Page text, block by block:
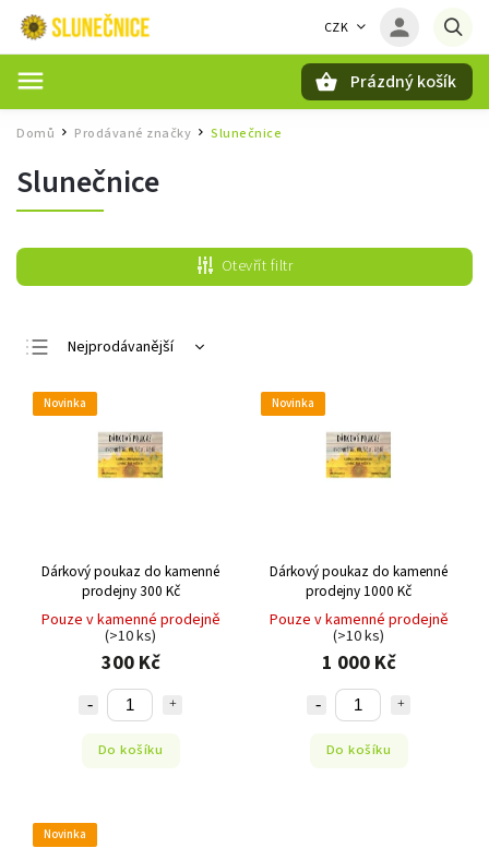
CZK
Prázdný košík
Domů / Prodávané značky / Slunečnice
Slunečnice
Otevřít filtr
Nejprodávanější
Nejdražší
Abecedně
Novinka
Dárkový poukaz do kamenné
prodejny 300 Kč
Pouze v kamenné prodejně
(>10 ks)
300 Kč
Do košíku
Novinka
Dárkový poukaz do kamenné
prodejny 1000 Kč
Pouze v kamenné prodejně
(>10 ks)
1 000 Kč
Do košíku
Novinka